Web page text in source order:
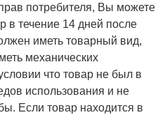
потребителя, Вы можете
в течение 14 дней после
иметь товарный вид,
механических
что товар не был в
использования и не
Если товар находится в